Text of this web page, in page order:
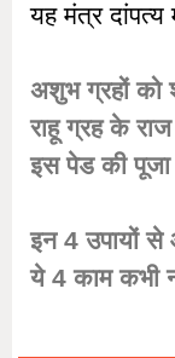
यह मंत्र दांपत्य
अशुभ ग्रहों को
राहू ग्रह के राज
इस पेड की पूजा
इन 4 उपायों
ये 4 काम कभी